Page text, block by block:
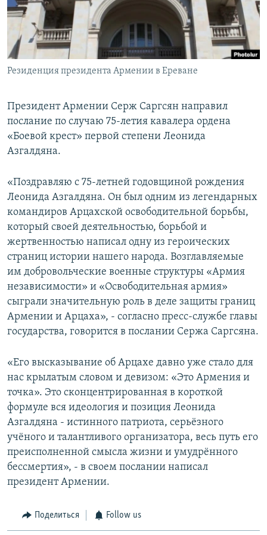
Հայերեն
English
Русский
Резиденция президента Армении в Ереване
Президент Армении Серж Саргсян направил
послание по случаю 75-летия кавалера ордена
«Боевой крест» первой степени Леонида
Азгалдяна.
«Поздравляю с 75-летней годовщиной рождения
Леонида Азгалдяна. Он был одним из легендарных
командиров Арцахской освободительной борьбы,
который своей деятельностью, борьбой и
жертвенностью написал одну из героических
страниц истории нашего народа. Возглавляемые
им добровольческие военные структуры «Армия
независимости» и «Освободительная армия»
сыграли значительную роль в деле защиты границ
Армении и Арцаха», - согласно пресс-службе главы
государства, говорится в послании Сержа Саргсяна.
«Его высказывание об Арцахе давно уже стало для
нас крылатым словом и девизом: «Это Армения и
точка». Это сконцентрированная в короткой
формуле вся идеология и позиция Леонида
Азгалдяна - истинного патриота, серьёзного
учёного и талантливого организатора, весь путь его
преисполненной смысла жизни и умудрённого
бессмертия», - в своем послании написал
президент Армении.
Поделиться Follow us